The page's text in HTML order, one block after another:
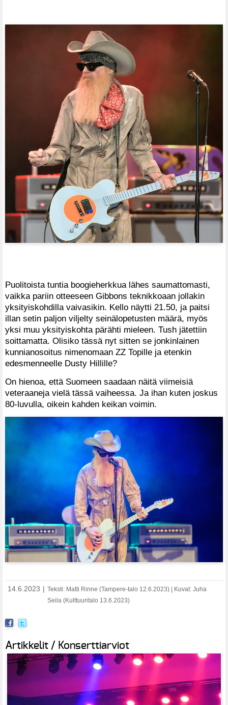
Puolitoista tuntia boogieherkkua lähes saumattomasti,
vaikka pariin otteeseen Gibbons teknikkoaan jollakin
yksityiskohdilla vaivasikin. Kello näytti 21.50, ja paitsi
illan setin paljon viljelty seinälopetusten määrä, myös
yksi muu yksityiskohta pärähti mieleen. Tush jätettiin
soittamatta. Olisiko tässä nyt sitten se jonkinlainen
kunnianosoitus nimenomaan ZZ Topille ja etenkin
edesmenneelle Dusty Hillille?
On hienoa, että Suomeen saadaan näitä viimeisiä
veteraaneja vielä tässä vaiheessa. Ja ihan kuten joskus
80-luvulla, oikein kahden keikan voimin.
14.6.2023
Teksti: Matti Rinne (Tampere-talo 12.6.2023) | Kuvat: Juha
Seila (Kulttuuritalo 13.6.2023)
Artikkelit / Konserttiarviot